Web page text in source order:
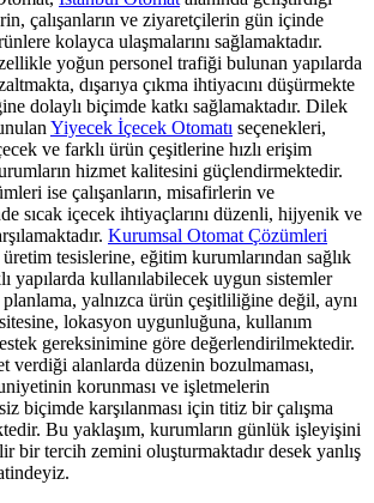
çalışanların ve ziyaretçilerin gün içinde
kolayca ulaşmalarını sağlamaktadır.
yoğun personel trafiği bulunan yapılarda
dışarıya çıkma ihtiyacını düşürmekte
dolaylı biçimde katkı sağlamaktadır. Dilek
Yiyecek İçecek Otomatı seçenekleri,
ve farklı ürün çeşitlerine hızlı erişim
hizmet kalitesini güçlendirmektedir.
ise çalışanların, misafirlerin ve
sıcak içecek ihtiyaçlarını düzenli, hijyenik ve
Kurumsal Otomat Çözümleri
tesislerine, eğitim kurumlarından sağlık
yapılarda kullanılabilecek uygun sistemler
yalnızca ürün çeşitliliğine değil, aynı
lokasyon uygunluğuna, kullanım
gereksinimine göre değerlendirilmektedir.
verdiği alanlarda düzenin bozulmaması,
korunması ve işletmelerin
biçimde karşılanması için titiz bir çalışma
Bu yaklaşım, kurumların günlük işleyişini
bir tercih zemini oluşturmaktadır desek yanlış